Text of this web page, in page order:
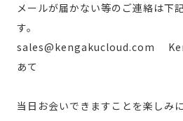
メールが届かない等のご連絡は下
す。
sales@kengakucloud.com
あて
当日お会いできますことを楽しみ